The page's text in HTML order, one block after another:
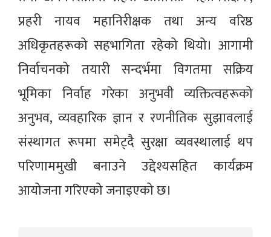
प्रहरी नायव महानिरीक्षक तथा अन्य वरिष्ठ
अधिकृतहरूको सहभागिता रहेको थियो। आगामी
निर्वाचनको तयारी सन्दर्भमा विगतमा सक्रिय
भूमिका निर्वाह गरेका अनुभवी व्यक्तित्वहरूको
अनुभव, व्यवहारिक ज्ञान र रणनीतिक सुझावलाई
संस्थागत रूपमा समेट्दै सुरक्षा व्यवस्थालाई थप
परिणाममुखी बनाउने उद्देश्यसहित कार्यक्रम
आयोजना गरिएको जनाइएको छ।